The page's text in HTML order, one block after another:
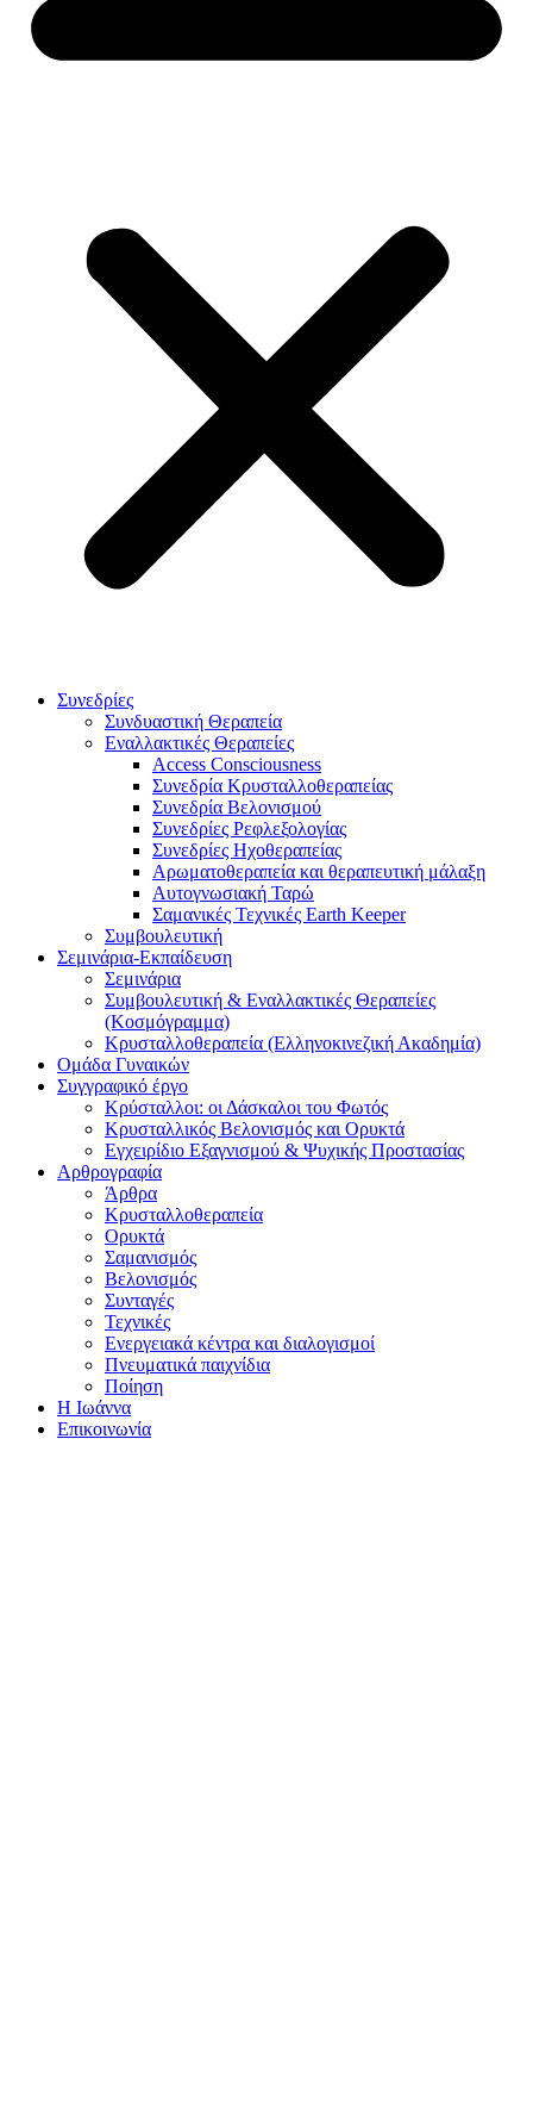
Συνεδρίες
Συνδυαστική Θεραπεία
Εναλλακτικές Θεραπείες
Access Consciousness
Συνεδρία Κρυσταλλοθεραπείας
Συνεδρία Βελονισμού
Συνεδρίες Ρεφλεξολογίας
Συνεδρίες Ηχοθεραπείας
Αρωματοθεραπεία και θεραπευτική μάλαξη
Αυτογνωσιακή Ταρώ
Σαμανικές Τεχνικές Earth Keeper
Συμβουλευτική
Σεμινάρια-Εκπαίδευση
Σεμινάρια
Συμβουλευτική & Εναλλακτικές Θεραπείες
(Κοσμόγραμμα)
Κρυσταλλοθεραπεία (Ελληνοκινεζική Ακαδημία)
Ομάδα Γυναικών
Συγγραφικό έργο
Κρύσταλλοι: οι Δάσκαλοι του Φωτός
Κρυσταλλικός Βελονισμός και Ορυκτά
Εγχειρίδιο Εξαγνισμού & Ψυχικής Προστασίας
Αρθρογραφία
Άρθρα
Κρυσταλλοθεραπεία
Ορυκτά
Σαμανισμός
Βελονισμός
Συνταγές
Τεχνικές
Ενεργειακά κέντρα και διαλογισμοί
Πνευματικά παιχνίδια
Ποίηση
Η Ιωάννα
Επικοινωνία